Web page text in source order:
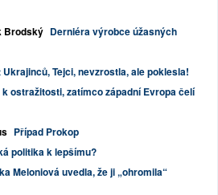
Brodský Derniéra výrobce úžasných
Tejci, nevzrostla, ale poklesla!
ostražitosti, zatímco západní Evropa čelí
Případ Prokop
politika k lepšímu?
Meloniová uvedla, že ji „ohromila“